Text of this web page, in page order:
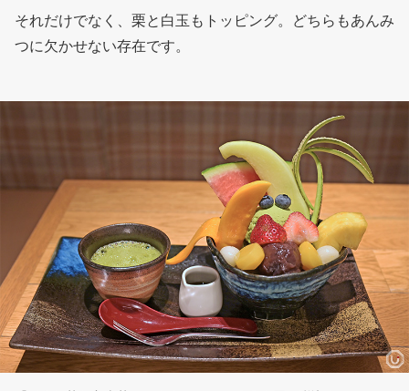
それだけでなく、栗と白玉もトッピング。どちらもあんみ
つに欠かせない存在です。